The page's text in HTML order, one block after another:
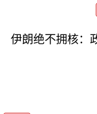
伊朗绝不拥核：